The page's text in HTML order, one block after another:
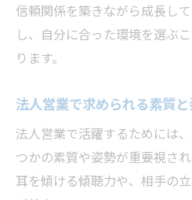
信頼関係を築きながら成長し
し、自分に合った環境を選ぶ
ります。
法人営業で求められる素質
法人営業で活躍するためには
つかの素質や姿勢が重要視さ
耳を傾ける傾聴力や、相手の